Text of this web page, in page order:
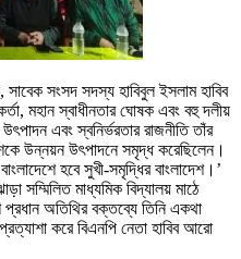
সংসদ সদস্য হাবিবুল ইসলাম হাবিব
মহান স্বাধীনতার ঘোষক এবং বহু দলীয়
এবং স্বনির্ভরতার রাজনীতি তাঁর
উন্নয়ন উৎপাদনে সমৃদ্ধ করেছিলেন।
হবে সুখী-সমৃদ্ধির বাংলাদেশ।’
সম্মিলিত মাধ্যমিক বিদ্যালয় মাঠে
প্রধান অতিথির বক্তব্যে তিনি একথা
করে বিএনপি নেতা হাবিব আরো